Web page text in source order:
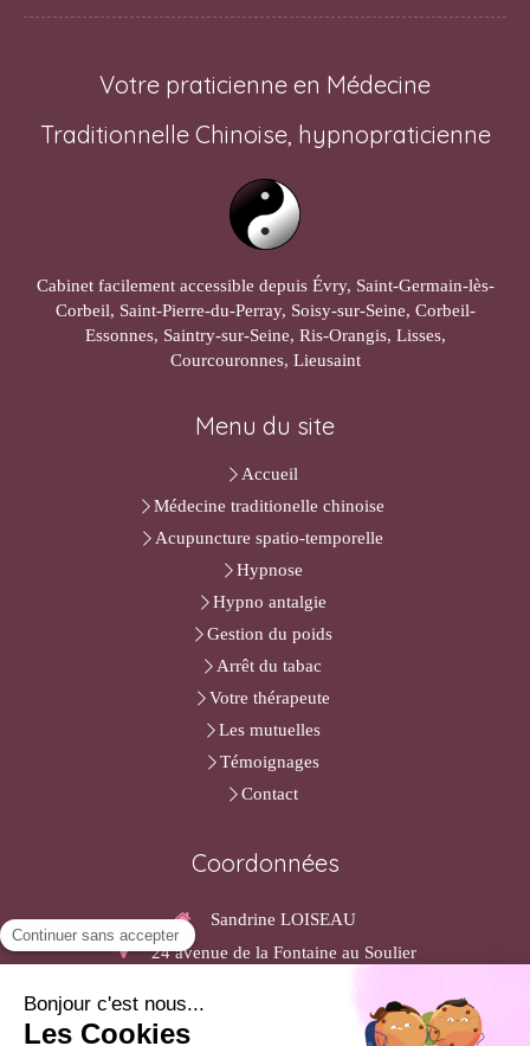
Votre praticienne en Médecine
Traditionnelle Chinoise, hypnopraticienne
Cabinet facilement accessible depuis Évry, Saint-Germain-lès-
Corbeil, Saint-Pierre-du-Perray, Soisy-sur-Seine, Corbeil-
Essonnes, Saintry-sur-Seine, Ris-Orangis, Lisses,
Courcouronnes, Lieusaint
Menu du site
Accueil
Médecine traditionelle chinoise
Acupuncture spatio-temporelle
Hypnose
Hypno antalgie
Gestion du poids
Arrêt du tabac
Votre thérapeute
Les mutuelles
Témoignages
Contact
Coordonnées
Sandrine LOISEAU
24 avenue de la Fontaine au Soulier